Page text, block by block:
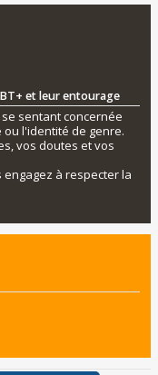
et leur entourage
sentant concernée
l'identité de genre.
vos doutes et vos
à respecter la